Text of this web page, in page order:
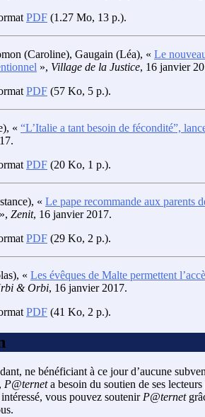
PDF (1.27 Mo, 13 p.).
(Caroline), Gaugain (Léa), « Le
», Village de la Justice, 16 janvier
PDF (57 Ko, 5 p.).
« “L’Italie a tant besoin de fécondité”,
PDF (20 Ko, 1 p.).
« Le pape recommande aux parents
», Zenit, 16 janvier 2017.
PDF (29 Ko, 2 p.).
« Les évêques de Malte permettent
& Orbi, 16 janvier 2017.
PDF (41 Ko, 2 p.).
ne bénéficiant à ce jour d’aucune
P@terneta besoin du soutien de ses
vous pouvez soutenirP@ternet